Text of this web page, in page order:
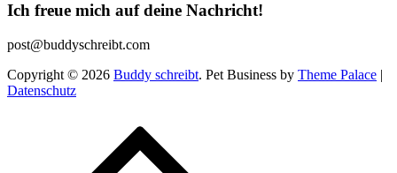
Ich freue mich auf deine Nachricht!
post@buddyschreibt.com
Copyright © 2026 Buddy schreibt. Pet Business by Theme Palace |
Datenschutz